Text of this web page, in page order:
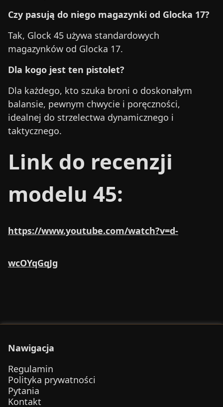
Czy pasują do niego magazynki od Glocka 17?
Tak, Glock 45 używa standardowych
magazynków od Glocka 17.
Dla kogo jest ten pistolet?
Dla każdego, kto szuka broni o doskonałym
balansie, pewnym chwycie i poręczności,
idealnej do strzelectwa dynamicznego i
taktycznego.
Link do recenzji
modelu 45:
https://www.youtube.com/watch?v=d-
wcOYqGqJg
Nawigacja
Regulamin
Polityka prywatności
Pytania
Kontakt